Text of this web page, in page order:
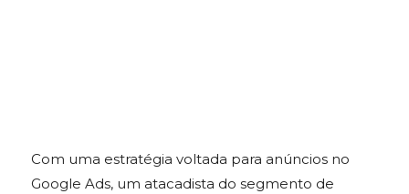
Com uma estratégia voltada para anúncios no
Google Ads, um atacadista do segmento de